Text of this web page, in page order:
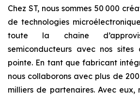
Chez ST, nous sommes 50 000
de technologies
toute la chaine
semiconducteurs avec nos
pointe. En tant que fabricant
nous collaborons avec plus de
milliers de partenaires. Avec eux,